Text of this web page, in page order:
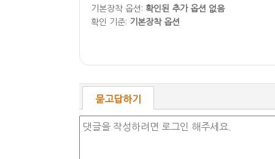
기본장착 옵션: 확인된 추가 옵션 없음
확인 기준: 기본장착 옵션
묻고답하기